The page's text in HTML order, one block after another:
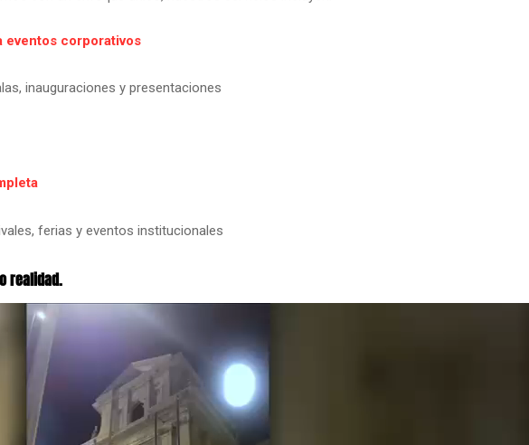
eventos corporativos
inauguraciones y presentaciones
ferias y eventos institucionales
realidad.